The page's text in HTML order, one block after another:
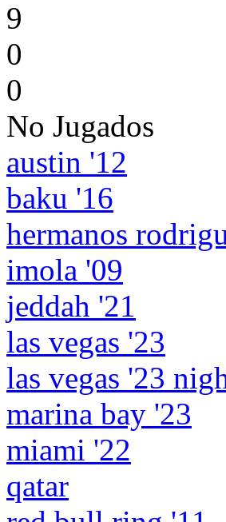
9
0
0
No Jugados
austin '12
baku '16
hermanos
imola '09
jeddah '21
las vegas '23
las vegas '23
marina bay '23
miami '22
qatar